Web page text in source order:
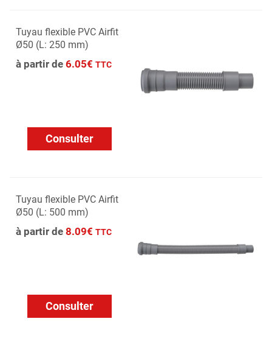
Tuyau flexible PVC Airfit
Ø50 (L: 250 mm)
à partir de 6.05€ TTC
Consulter
Tuyau flexible PVC Airfit
Ø50 (L: 500 mm)
à partir de 8.09€ TTC
Consulter